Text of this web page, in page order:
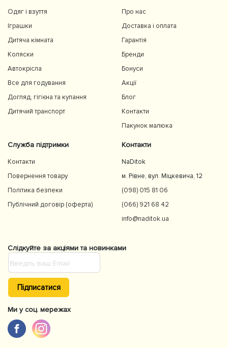
Одяг і взуття
Іграшки
Дитяча кімната
Коляски
Автокрісла
Все для годування
Догляд, гігієна та купання
Дитячий транспорт
Про нас
Доставка і оплата
Гарантія
Бренди
Бонуси
Акції
Блог
Контакти
Пакунок малюка
Служба підтримки
Контакти
Повернення товару
Політика безпеки
Публічний договір (оферта)
Контакти
NaDitok
м. Рівне, вул. Міцкевича, 12
(098) 015 81 06
(066) 921 68 42
info@naditok.ua
Слідкуйте за акціями та новинками
Підписатися
Ми у соц. мережах